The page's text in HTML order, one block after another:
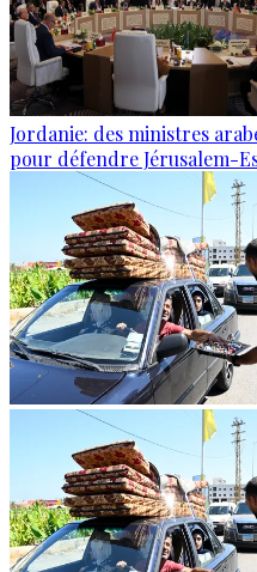
Jordanie: des ministres
pour défendre Jérusalem-